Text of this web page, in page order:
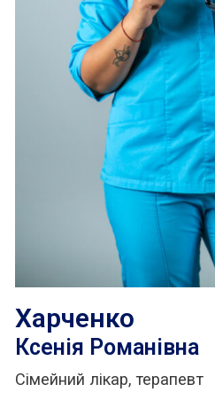
Харченко
Ксенія Романівна
Сімейний лікар, терапевт